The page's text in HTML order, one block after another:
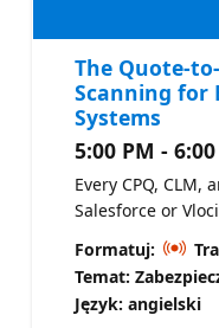
The Quote-
Scanning for
Systems
5:00 PM -
Every CPQ,
Salesforce or
type billing, and
tokens sitting in
Procedures, and
teams usually
Formatuj:
Temat:
Język: angielski